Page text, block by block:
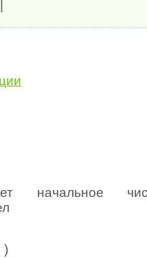
начальное
)